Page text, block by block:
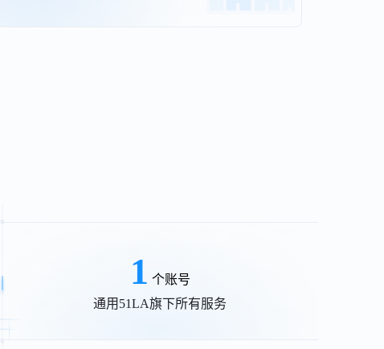
1 个账号
通用51LA旗下所有服务